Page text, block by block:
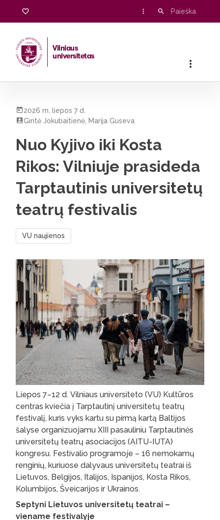
Vilniaus
universitetas
2026 m. liepos 7 d.
Gintė Jokubaitienė, Marija Guseva
Nuo Kyjivo iki Kosta
Rikos: Vilniuje prasideda
Tarptautinis universitetų
teatrų festivalis
VU naujienos
Liepos 7–12 d. Vilniaus universiteto (VU) Kultūros
centras kviečia į Tarptautinį universitetų teatrų
festivalį, kuris vyks kartu su pirmą kartą Baltijos
šalyse organizuojamu XIII pasauliniu Tarptautinės
universitetų teatrų asociacijos (AITU-IUTA)
kongresu. Festivalio programoje – 16 nemokamų
renginių, kuriuose dalyvaus universitetų teatrai iš
Lietuvos, Belgijos, Italijos, Ispanijos, Kosta Rikos,
Kolumbijos, Šveicarijos ir Ukrainos.
Septyni Lietuvos universitetų teatrai –
viename festivalyje